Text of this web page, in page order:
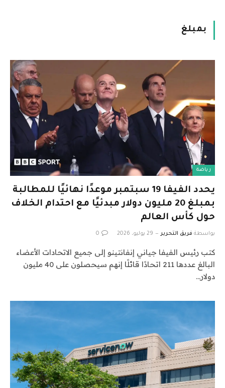
بمبلغ
رياضة
يحدد الفيفا 19 سبتمبر موعدًا نهائيًا للمطالبة
بمبلغ 20 مليون دولار مبدئيًا مع احتدام الخلاف
حول كأس العالم
بواسطة فريق التحرير 29 يوليو، 2026 0
كتب رئيس الفيفا جياني إنفانتينو إلى جميع الاتحادات الأعضاء
البالغ عددها 211 اتحادًا قائلًا إنهم سيحصلون على 40 مليون
دولار…